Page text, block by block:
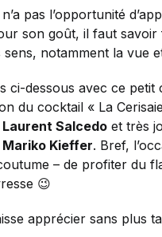
pas l’opportunité
son goût, il faut savoir
sens, notamment la vue
ci-dessous avec ce petit
du cocktail « La
Laurent Salcedo et très
Mariko Kieffer. Bref,
– de profiter du
😉
apprécier sans plus